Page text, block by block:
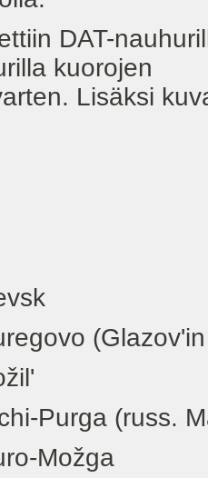
DAT-
kuorojen
Lisäksi
(Glazov'in
(russ.
Možga